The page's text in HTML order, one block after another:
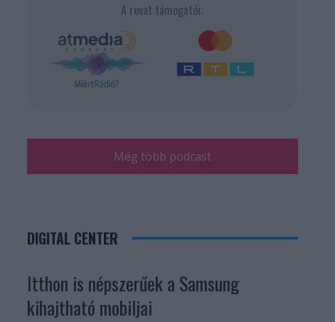
A rovat támogatói:
Még több podcast
DIGITAL CENTER
Itthon is népszerűek a Samsung
kihajtható mobiljai